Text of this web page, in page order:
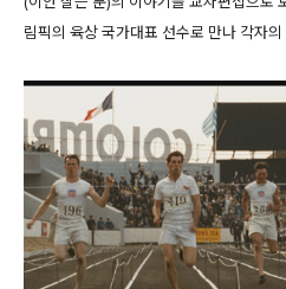
림픽의 육상 국가대표 선수로 만나 각자